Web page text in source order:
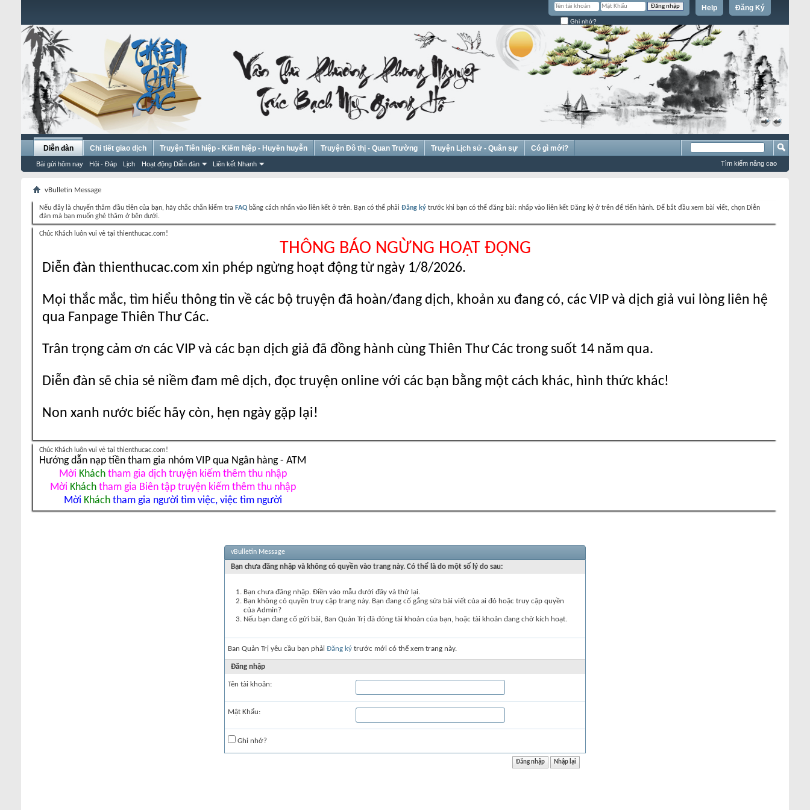
Đăng Ký
Help
Ghi nhớ?
«
»
Diễn đàn
Bài gửi hôm nay Hỏi - Đáp Lịch Hoạt động Diễn đàn Liên kết Nhanh
Chi tiết giao dịch Truyện Tiên hiệp - Kiếm hiệp - Huyền huyễn Truyện Đô thị - Quan Trường Truyện Lịch sử - Quân sự Có gì mới?
Tìm kiếm nâng cao
vBulletin Message
Nếu đây là chuyến thăm đầu tiên của bạn, hãy chắc chắn kiểm tra FAQ bằng cách nhấn vào liên kết ở trên. Bạn có thể phải Đăng ký trước khi bạn có thể đăng bài: nhấp vào liên kết Đăng ký ở trên để tiến hành. Để bắt đầu xem bài viết, chọn Diễn
đàn mà bạn muốn ghé thăm ở bên dưới.
Chúc Khách luôn vui vẻ tại thienthucac.com!
THÔNG BÁO NGỪNG HOẠT ĐỘNG
Diễn đàn thienthucac.com xin phép ngừng hoạt động từ ngày 1/8/2026.
Mọi thắc mắc, tìm hiểu thông tin về các bộ truyện đã hoàn/đang dịch, khoản xu đang có, các VIP và dịch giả vui lòng liên hệ
qua Fanpage Thiên Thư Các.
Trân trọng cảm ơn các VIP và các bạn dịch giả đã đồng hành cùng Thiên Thư Các trong suốt 14 năm qua.
Diễn đàn sẽ chia sẻ niềm đam mê dịch, đọc truyện online với các bạn bằng một cách khác, hình thức khác!
Non xanh nước biếc hãy còn, hẹn ngày gặp lại!
Chúc Khách luôn vui vẻ tại thienthucac.com!
Hướng dẫn nạp tiền tham gia nhóm VIP qua Ngân hàng - ATM
Mời Kháchtham gia dịch truyện kiếm thêm thu nhập
Mời Kháchtham gia Biên tập truyện kiếm thêm thu nhập
Mời Kháchtham gia người tìm việc, việc tìm người
vBulletin Message
Bạn chưa đăng nhập và không có quyền vào trang này. Có thể là do một số lý do sau:
Bạn chưa đăng nhập. Điền vào mẫu dưới đây và thử lại.
Bạn không có quyền truy cập trang này. Bạn đang cố gắng sửa bài viết của ai đó hoặc truy cập quyền
của Admin?
Nếu bạn đang cố gửi bài, Ban Quản Trị đã đóng tài khoản của bạn, hoặc tài khoản đang chờ kích hoạt.
Ban Quản Trị yêu cầu bạn phải Đăng ký trước mới có thể xem trang này.
Đăng nhập
Tên tài khoản:
Mật Khẩu:
Ghi nhớ?